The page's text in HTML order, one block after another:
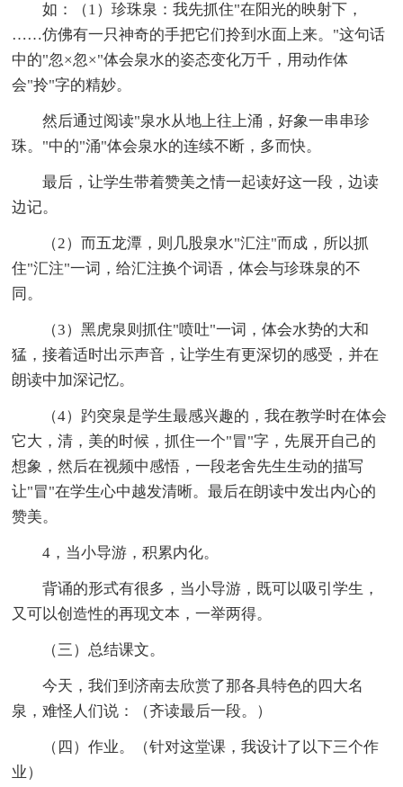
如：（1）珍珠泉：我先抓住"在阳光的映射下，
……仿佛有一只神奇的手把它们拎到水面上来。"这句话
中的"忽×忽×"体会泉水的姿态变化万千，用动作体
会"拎"字的精妙。
然后通过阅读"泉水从地上往上涌，好象一串串珍
珠。"中的"涌"体会泉水的连续不断，多而快。
最后，让学生带着赞美之情一起读好这一段，边读
边记。
（2）而五龙潭，则几股泉水"汇注"而成，所以抓
住"汇注"一词，给汇注换个词语，体会与珍珠泉的不
同。
（3）黑虎泉则抓住"喷吐"一词，体会水势的大和
猛，接着适时出示声音，让学生有更深切的感受，并在
朗读中加深记忆。
（4）趵突泉是学生最感兴趣的，我在教学时在体会
它大，清，美的时候，抓住一个"冒"字，先展开自己的
想象，然后在视频中感悟，一段老舍先生生动的描写
让"冒"在学生心中越发清晰。最后在朗读中发出内心的
赞美。
4，当小导游，积累内化。
背诵的形式有很多，当小导游，既可以吸引学生，
又可以创造性的再现文本，一举两得。
（三）总结课文。
今天，我们到济南去欣赏了那各具特色的四大名
泉，难怪人们说：（齐读最后一段。）
（四）作业。（针对这堂课，我设计了以下三个作
业）